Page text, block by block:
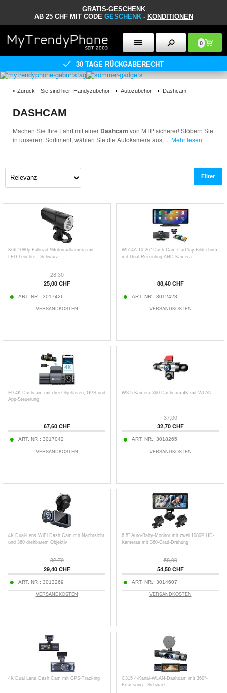
GRATIS-GESCHENK
AB 25 CHF MIT CODE GESCHENK- KONDITIONEN
0
30 TAGE RÜCKGABERECHT
« Zurück - Sie sind hier: Handyzubehör Autozubehör Dashcam
DASHCAM
Machen Sie Ihre Fahrt mit einer Dashcam von MTP sicherer! Stöbern Sie
in unserem Sortiment, wählen Sie die Autokamera aus, ... Mehr lesen
Filter
K66 1080p Fahrrad-/Motorradkamera mit
LED-Leuchte - Schwarz
28,30
25,00 CHF
ART. NR.: 3017426
VERSANDKOSTEN
W514A 10.26" Dash Cam CarPlay Bildschirm
mit Dual-Recording AHD Kamera
88,40 CHF
ART. NR.: 3012428
VERSANDKOSTEN
F9 4K-Dashcam mit drei Objektiven, GPS und
App-Steuerung
67,60 CHF
ART. NR.: 3017042
VERSANDKOSTEN
W8 5-Kamera-360-Dashcam 4K mit WLAN
37,00
32,70 CHF
ART. NR.: 3018265
VERSANDKOSTEN
4K Dual-Lens WiFi Dash Cam mit Nachtsicht
und 360 drehbarem Objektiv
32,70
29,40 CHF
ART. NR.: 3013269
VERSANDKOSTEN
6.8" Auto-Baby-Monitor mit zwei 1080P HD-
Kameras mit 360-Grad-Drehung
58,90
54,50 CHF
ART. NR.: 3014607
VERSANDKOSTEN
4K Dual Lens Dash Cam mit GPS-Tracking
C315 4-Kanal-WLAN-Dashcam mit 360°-
Erfassung - Schwarz